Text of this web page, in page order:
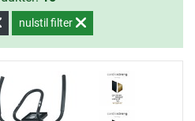
gør disse crosstrainere til
træningsudstyr.
nulstil filter